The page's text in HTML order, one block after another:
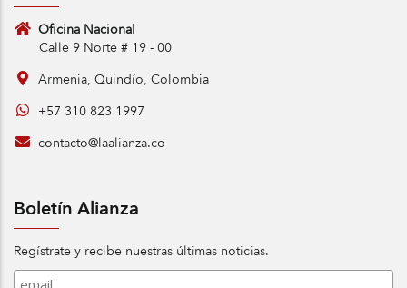
Oficina Nacional
Calle 9 Norte # 19 - 00
Armenia, Quindío, Colombia
+57 310 823 1997
contacto@laalianza.co
Boletín Alianza
Regístrate y recibe nuestras últimas noticias.